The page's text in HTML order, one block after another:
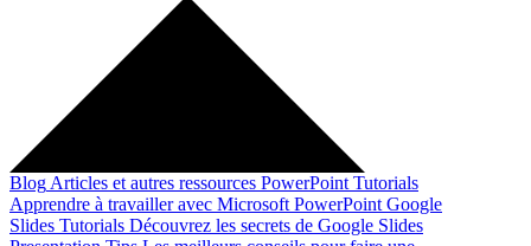
Blog Articles et autres ressources PowerPoint Tutorials
Apprendre à travailler avec Microsoft PowerPoint Google
Slides Tutorials Découvrez les secrets de Google Slides